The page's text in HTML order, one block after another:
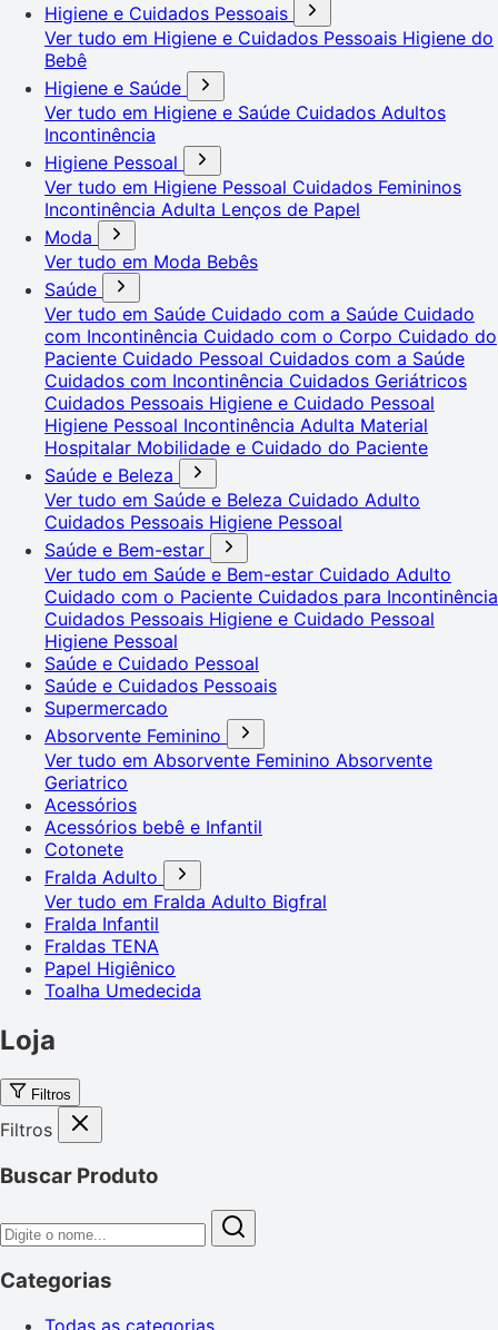
Higiene e Cuidados Pessoais
Ver tudo em Higiene e Cuidados Pessoais Higiene do
Bebê
Higiene e Saúde
Ver tudo em Higiene e Saúde Cuidados Adultos
Incontinência
Higiene Pessoal
Ver tudo em Higiene Pessoal Cuidados Femininos
Incontinência Adulta Lenços de Papel
Moda
Ver tudo em Moda Bebês
Saúde
Ver tudo em Saúde Cuidado com a Saúde Cuidado
com Incontinência Cuidado com o Corpo Cuidado do
Paciente Cuidado Pessoal Cuidados com a Saúde
Cuidados com Incontinência Cuidados Geriátricos
Cuidados Pessoais Higiene e Cuidado Pessoal
Higiene Pessoal Incontinência Adulta Material
Hospitalar Mobilidade e Cuidado do Paciente
Saúde e Beleza
Ver tudo em Saúde e Beleza Cuidado Adulto
Cuidados Pessoais Higiene Pessoal
Saúde e Bem-estar
Ver tudo em Saúde e Bem-estar Cuidado Adulto
Cuidado com o Paciente Cuidados para Incontinência
Cuidados Pessoais Higiene e Cuidado Pessoal
Higiene Pessoal
Saúde e Cuidado Pessoal
Saúde e Cuidados Pessoais
Supermercado
Absorvente Feminino
Ver tudo em Absorvente Feminino Absorvente
Geriatrico
Acessórios
Acessórios bebê e Infantil
Cotonete
Fralda Adulto
Ver tudo em Fralda Adulto Bigfral
Fralda Infantil
Fraldas TENA
Papel Higiênico
Toalha Umedecida
Loja
Filtros
Filtros
Buscar Produto
Categorias
Todas as categorias